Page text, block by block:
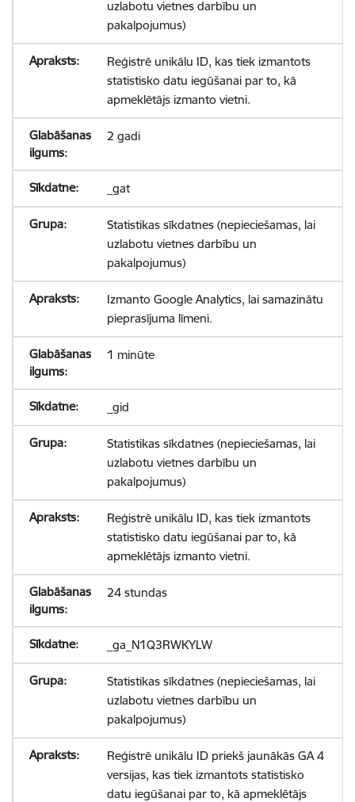
uzlabotu vietnes darbību un
pakalpojumus)
Reģistrē unikālu ID, kas tiek izmantots
statistisko datu iegūšanai par to, kā
apmeklētājs izmanto vietni.
2 gadi
_gat
Statistikas sīkdatnes (nepieciešamas, lai
uzlabotu vietnes darbību un
pakalpojumus)
Izmanto Google Analytics, lai samazinātu
pieprasījuma līmeni.
1 minūte
_gid
Statistikas sīkdatnes (nepieciešamas, lai
uzlabotu vietnes darbību un
pakalpojumus)
Reģistrē unikālu ID, kas tiek izmantots
statistisko datu iegūšanai par to, kā
apmeklētājs izmanto vietni.
24 stundas
_ga_N1Q3RWKYLW
Statistikas sīkdatnes (nepieciešamas, lai
uzlabotu vietnes darbību un
pakalpojumus)
Reģistrē unikālu ID priekš jaunākās GA 4
versijas, kas tiek izmantots statistisko
datu iegūšanai par to, kā apmeklētājs